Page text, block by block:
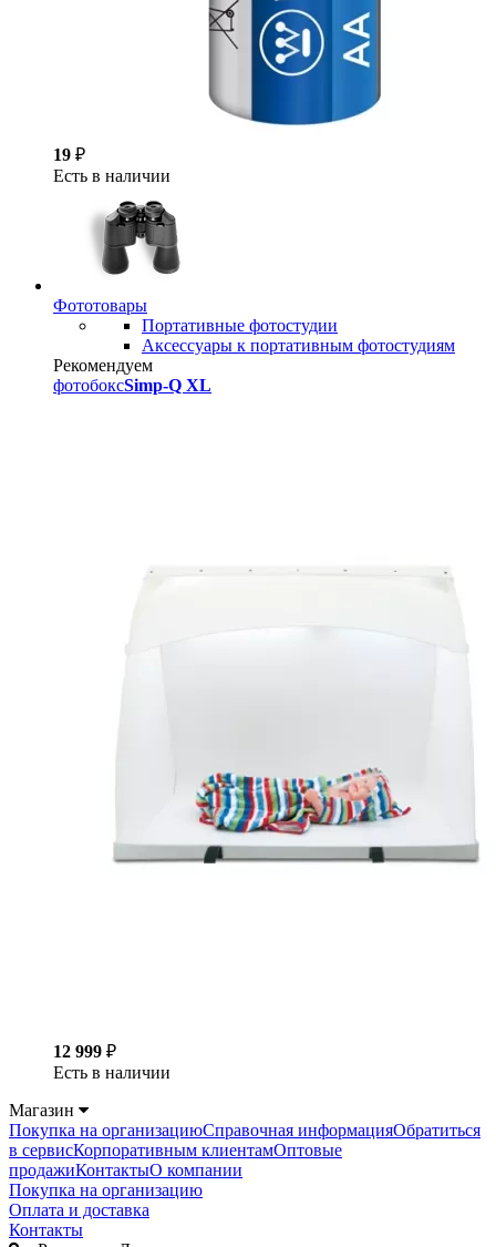
19 ₽
Есть в наличии
Фототовары
Портативные фотостудии
Аксессуары к портативным фотостудиям
Рекомендуем
фотобоксSimp-Q XL
12 999 ₽
Есть в наличии
Магазин
Покупка на организациюСправочная информацияОбратиться
в сервисКорпоративным клиентамОптовые
продажиКонтактыО компании
Покупка на организацию
Оплата и доставка
Контакты